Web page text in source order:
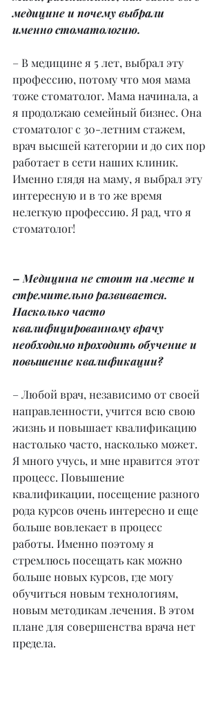
медицине и почему выбрали
именно стоматологию.
– В медицине я 5 лет, выбрал эту
профессию, потому что моя мама
тоже стоматолог. Мама начинала, а
я продолжаю семейный бизнес. Она
стоматолог с 30-летним стажем,
врач высшей категории и до сих пор
работает в сети наших клиник.
Именно глядя на маму, я выбрал эту
интересную и в то же время
нелегкую профессию. Я рад, что я
стоматолог!
– Медицина не стоит на месте и
стремительно развивается.
Насколько часто
квалифицированному врачу
необходимо проходить обучение и
повышение квалификации?
– Любой врач, независимо от своей
направленности, учится всю свою
жизнь и повышает квалификацию
настолько часто, насколько может.
Я много учусь, и мне нравится этот
процесс. Повышение
квалификации, посещение разного
рода курсов очень интересно и еще
больше вовлекает в процесс
работы. Именно поэтому я
стремлюсь посещать как можно
больше новых курсов, где могу
обучиться новым технологиям,
новым методикам лечения. В этом
плане для совершенства врача нет
предела.